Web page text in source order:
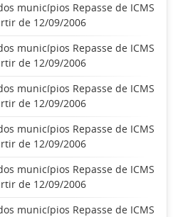
municípios Repasse de ICMS
de 12/09/2006
municípios Repasse de ICMS
de 12/09/2006
municípios Repasse de ICMS
de 12/09/2006
municípios Repasse de ICMS
de 12/09/2006
municípios Repasse de ICMS
de 12/09/2006
municípios Repasse de ICMS